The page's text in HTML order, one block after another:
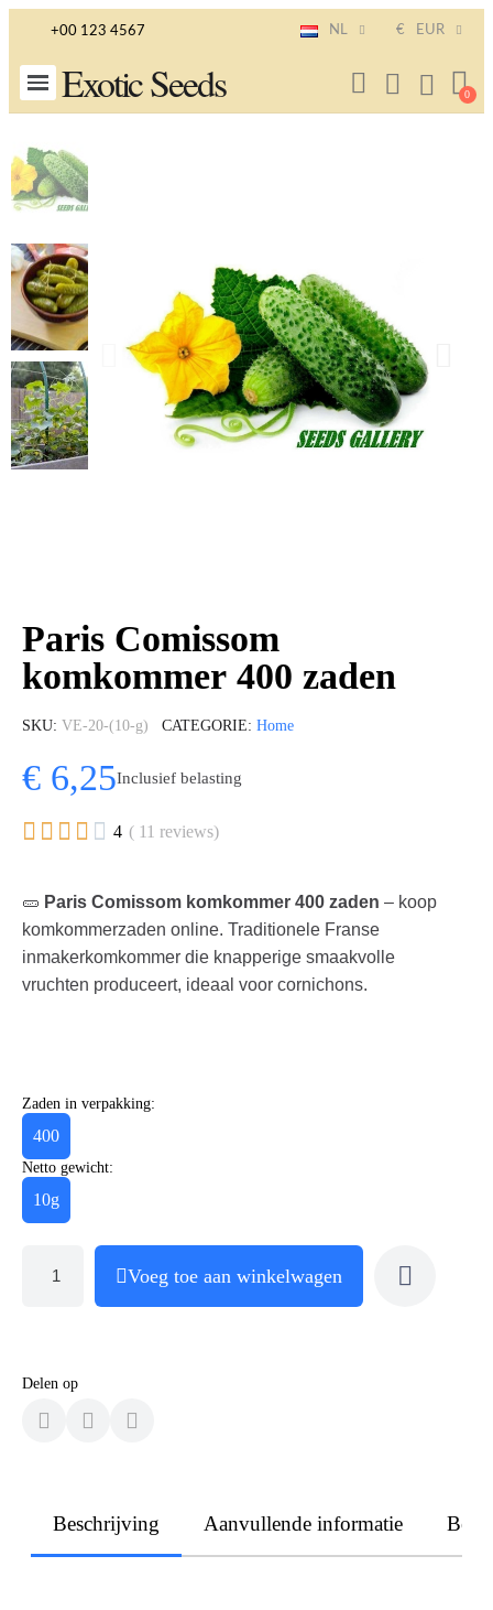
+00 123 4567 NL € EUR
Exotic Seeds
Paris Comissom
komkommer 400 zaden
SKU VE-20-(10-g) CATEGORIE Home
€ 6,25Inclusief belasting
     4 ( 11 reviews)
🥒 Paris Comissom komkommer 400 zaden – koop
komkommerzaden online. Traditionele Franse
inmakerkomkommer die knapperige smaakvolle
vruchten produceert, ideaal voor cornichons.
Zaden in verpakking:
400
Netto gewicht:
10g
Voeg toe aan winkelwagen
Delen op
Beschrijving Aanvullende informatie